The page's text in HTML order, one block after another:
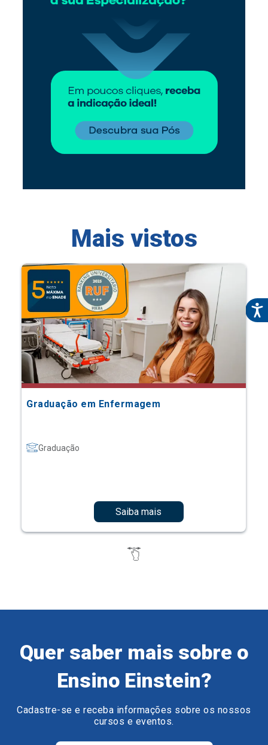
Mais vistos
Graduação em Enfermagem
Graduação
Saiba mais
Quer saber mais sobre o
Ensino Einstein?
Cadastre-se e receba informações sobre os nossos
cursos e eventos.